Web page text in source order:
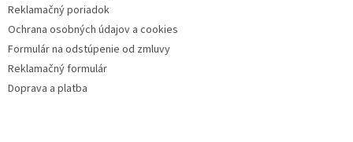
Reklamačný poriadok
Ochrana osobných údajov a cookies
Formulár na odstúpenie od zmluvy
Reklamačný formulár
Doprava a platba